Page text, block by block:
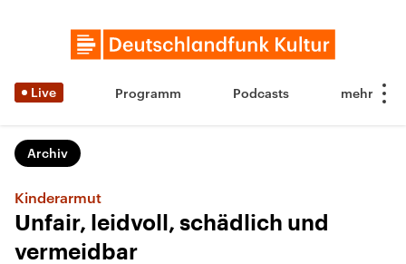
Live Programm Podcasts
Archiv
Kinderarmut
Unfair, leidvoll, schädlich und
vermeidbar